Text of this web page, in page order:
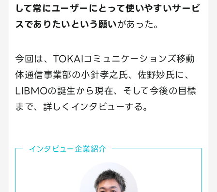
して常にユーザーにとって使いやすいサービ
スでありたいという願いがあった。
今回は、TOKAIコミュニケーションズ移動
体通信事業部の小針孝之氏、佐野妙氏に、
LIBMOの誕生から現在、そして今後の目標
まで、詳しくインタビューする。
インタビュー企業紹介